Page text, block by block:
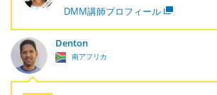
DMM講師プロフィール
Denton
南アフリカ